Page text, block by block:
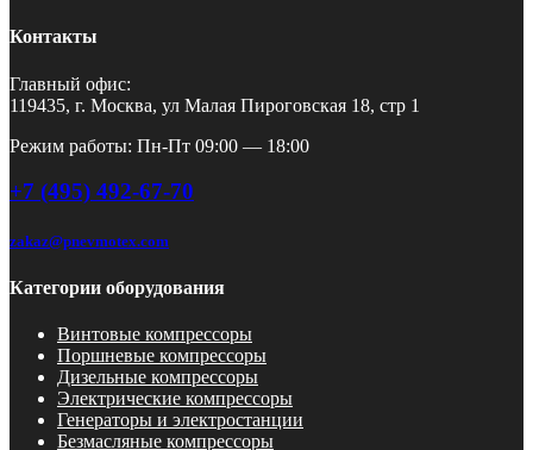
Контакты
Главный офис:
119435, г. Москва, ул Малая Пироговская 18, стр 1
Режим работы: Пн-Пт 09:00 — 18:00
+7 (495) 492-67-70
zakaz@pnevmotex.com
Категории оборудования
Винтовые компрессоры
Поршневые компрессоры
Дизельные компрессоры
Электрические компрессоры
Генераторы и электростанции
Безмасляные компрессоры